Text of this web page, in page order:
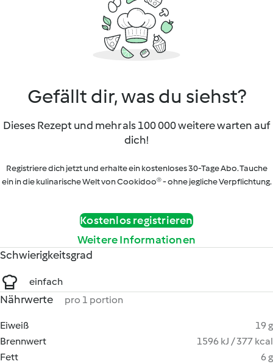
Gefällt dir, was du siehst?
Dieses Rezept und mehr als 100 000 weitere warten auf
dich!
Registriere dich jetzt und erhalte ein kostenloses 30-Tage Abo. Tauche
ein in die kulinarische Welt von Cookidoo® - ohne jegliche Verpflichtung.
Kostenlos registrieren
Weitere Informationen
Schwierigkeitsgrad
einfach
Nährwerte pro 1 portion
Eiweiß
19 g
Brennwert
1596 kJ / 377 kcal
Fett
6 g